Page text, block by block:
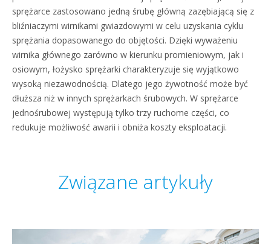
sprężarce zastosowano jedną śrubę główną zazębiającą się z
bliźniaczymi wirnikami gwiazdowymi w celu uzyskania cyklu
sprężania dopasowanego do objętości. Dzięki wyważeniu
wirnika głównego zarówno w kierunku promieniowym, jak i
osiowym, łożysko sprężarki charakteryzuje się wyjątkowo
wysoką niezawodnością. Dlatego jego żywotność może być
dłuższa niż w innych sprężarkach śrubowych. W sprężarce
jednośrubowej występują tylko trzy ruchome części, co
redukuje możliwość awarii i obniża koszty eksploatacji.
Związane artykuły